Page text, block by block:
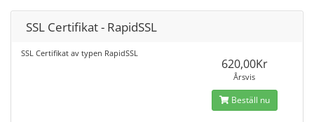
SSL Certifikat - RapidSSL
SSL Certifikat av typen RapidSSL
620,00Kr
Årsvis
Beställ nu